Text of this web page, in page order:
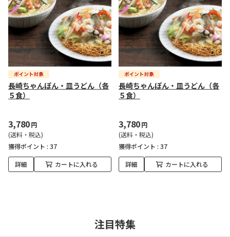
長崎ちゃんぽん・皿うどん（各
５食）
3,780円
(送料・税込)
獲得ポイント : 37
詳細 カートに入れる
長崎ちゃんぽん・皿うどん（各
５食）
3,780円
(送料・税込)
獲得ポイント : 37
詳細 カートに入れる
注目特集